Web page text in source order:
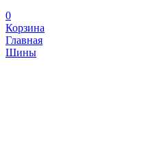
0
Корзина
Главная
Шины